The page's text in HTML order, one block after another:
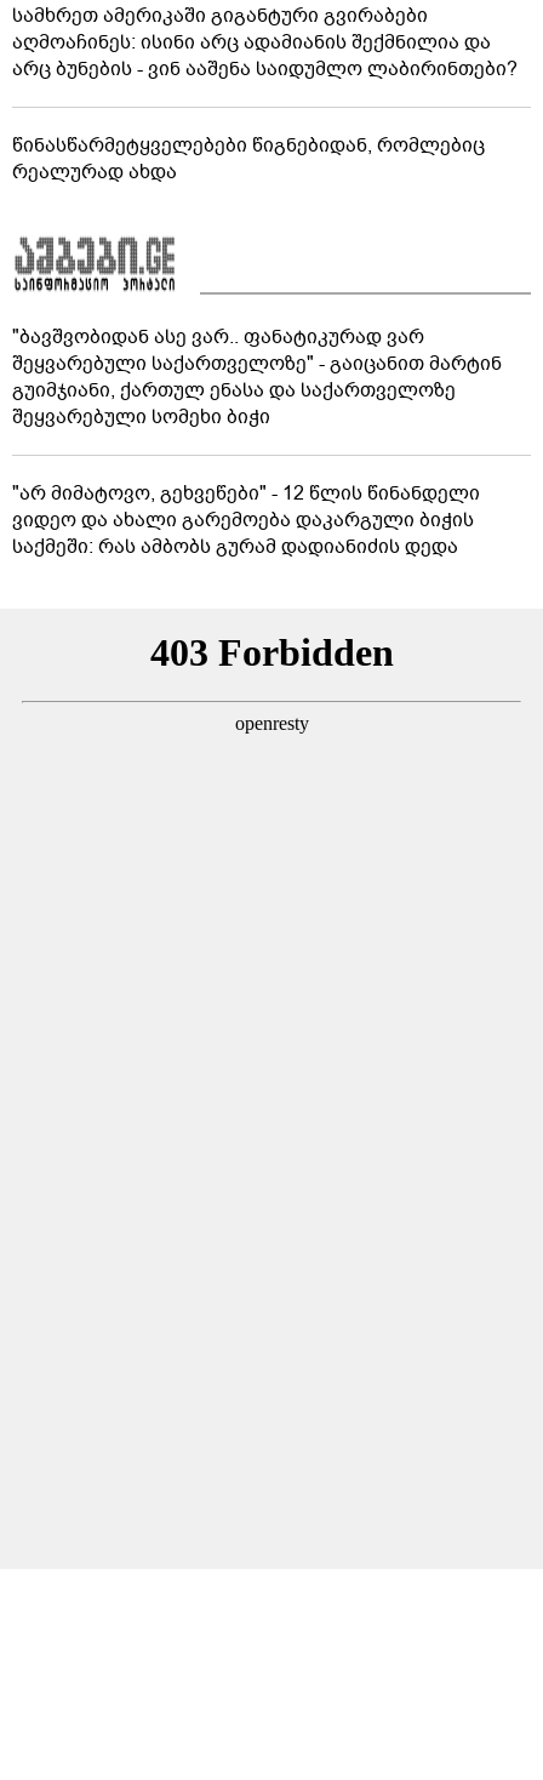
სამხრეთ ამერიკაში გიგანტური გვირაბები
აღმოაჩინეს: ისინი არც ადამიანის შექმნილია და
არც ბუნების - ვინ ააშენა საიდუმლო ლაბირინთები?
წინასწარმეტყველებები წიგნებიდან, რომლებიც
რეალურად ახდა
"ბავშვობიდან ასე ვარ.. ფანატიკურად ვარ
შეყვარებული საქართველოზე" - გაიცანით მარტინ
გუიმჯიანი, ქართულ ენასა და საქართველოზე
შეყვარებული სომეხი ბიჭი
"არ მიმატოვო, გეხვეწები" - 12 წლის წინანდელი
ვიდეო და ახალი გარემოება დაკარგული ბიჭის
საქმეში: რას ამბობს გურამ დადიანიძის დედა